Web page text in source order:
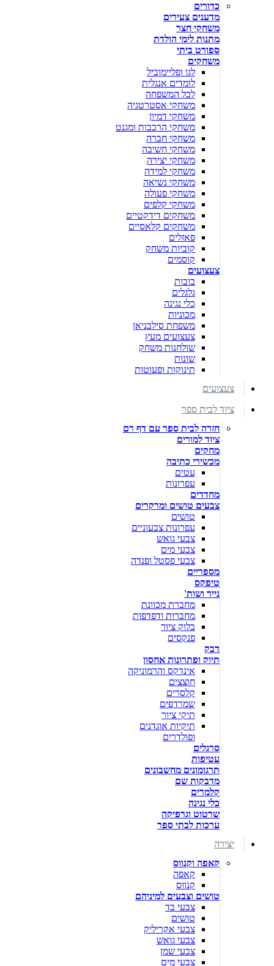
כדורים
מדענים צעירים
משחקי חצר
מתנות לימי הולדת
ספורט ביתי
משחקים
לגו ופליימוביל
לומדים אנגלית
לכל המשפחה
משחקי אסטרטגיה
משחקי דמיון
משחקי הרכבות ומגנט
משחקי חברה
משחקי חשיבה
משחקי יצירה
משחקי למידה
משחקי נשיאה
משחקי פעולה
משחקי קלפים
משחקים דידקטיים
משחקים קלאסיים
פאזלים
קוביות משחק
קוסמים
צעצועים
בובות
גלגלים
כלי נגינה
מכוניות
משפחת סילבניאן
צעצועים מעץ
שולחנות משחק
שונות
תינוקות ופעוטות
צעצועים
ציוד לבית ספר
חזרה לבית ספר עם דף רם
ציוד למורים
מחקים
מכשירי כתיבה
עטים
עפרונות
מחדדים
צבעים טושים ומרקרים
טושים
עפרונות צבעוניים
צבעי גואש
צבעי מים
צבעי פסטל ופנדה
מספריים
טיפקס
נייר ושות'
מחברת מכוונת
מחברות ודפדפות
בלוק ציור
פנקסים
דבק
תיוק ופתרונות אחסון
אינדקס והרמוניקה
חוצצים
קלסרים
שמרדפים
תיקי ציור
תיקיות אוגדנים
ופולדרים
סרגלים
עטיפות
תרגומונים מחשבונים
מדבקות שם
קלמרים
כלי נגינה
שרטוט וגרפיקה
ערכות לבתי ספר
יצירה
קאפה וקנווס
קאפה
קנווס
טושים וצבעים למיניהם
צבעי בד
טושים
צבעי אקריליק
צבעי גואש
צבעי שמן
צבעי מים